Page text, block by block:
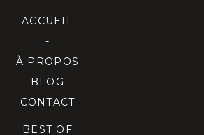
ACCUEIL
-
À PROPOS
BLOG
CONTACT
BEST OF